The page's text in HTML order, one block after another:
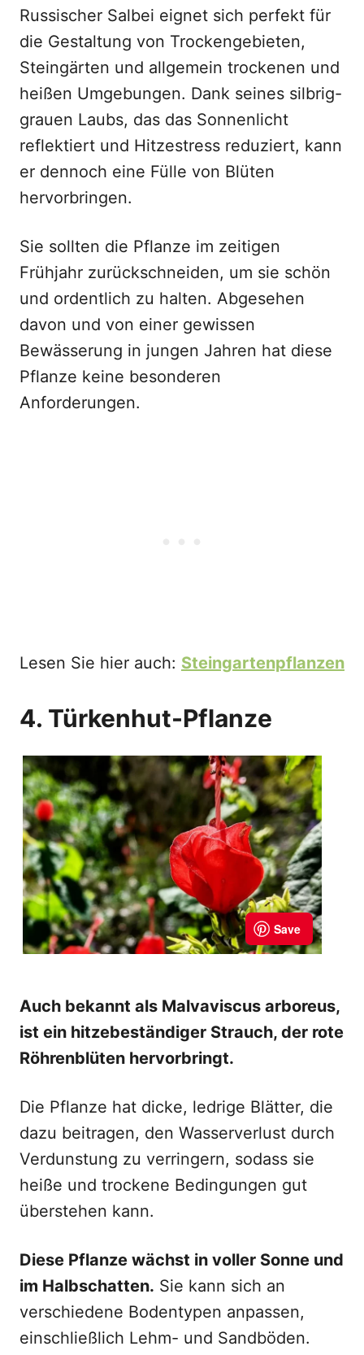
Russischer Salbei eignet sich perfekt für
die Gestaltung von Trockengebieten,
Steingärten und allgemein trockenen und
heißen Umgebungen. Dank seines silbrig-
grauen Laubs, das das Sonnenlicht
reflektiert und Hitzestress reduziert, kann
er dennoch eine Fülle von Blüten
hervorbringen.
Sie sollten die Pflanze im zeitigen
Frühjahr zurückschneiden, um sie schön
und ordentlich zu halten. Abgesehen
davon und von einer gewissen
Bewässerung in jungen Jahren hat diese
Pflanze keine besonderen
Anforderungen.
Lesen Sie hier auch: Steingartenpflanzen
4. Türkenhut-Pflanze
Auch bekannt als Malvaviscus arboreus,
ist ein hitzebeständiger Strauch, der rote
Röhrenblüten hervorbringt.
Die Pflanze hat dicke, ledrige Blätter, die
dazu beitragen, den Wasserverlust durch
Verdunstung zu verringern, sodass sie
heiße und trockene Bedingungen gut
überstehen kann.
Diese Pflanze wächst in voller Sonne und
im Halbschatten. Sie kann sich an
verschiedene Bodentypen anpassen,
einschließlich Lehm- und Sandböden.